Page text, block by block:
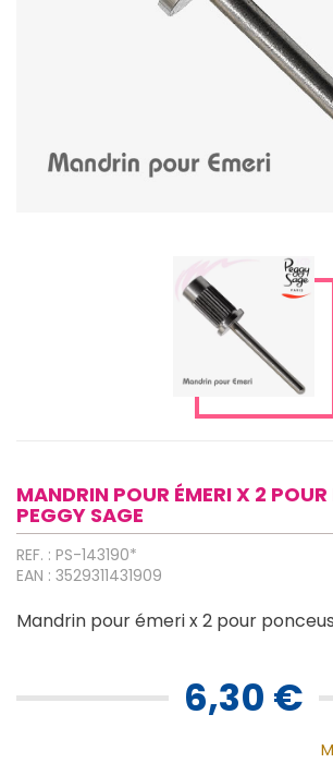
MANDRIN POUR ÉMERI X 2 POUR
PEGGY SAGE
REF. : PS-143190*
EAN : 3529311431909
Mandrin pour émeri x 2 pour
6,30 €